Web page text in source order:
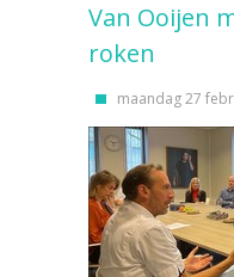
Van Ooijen
roken
maandag 27